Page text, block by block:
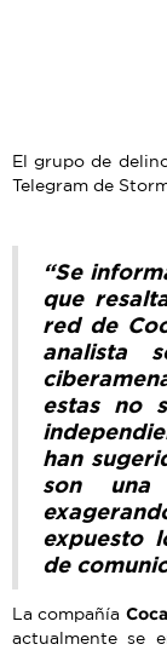
El grupo de
Telegram de
“Se
que
red de
analista
estas no
han
son
expuesto
de
La compañía
actualmente se